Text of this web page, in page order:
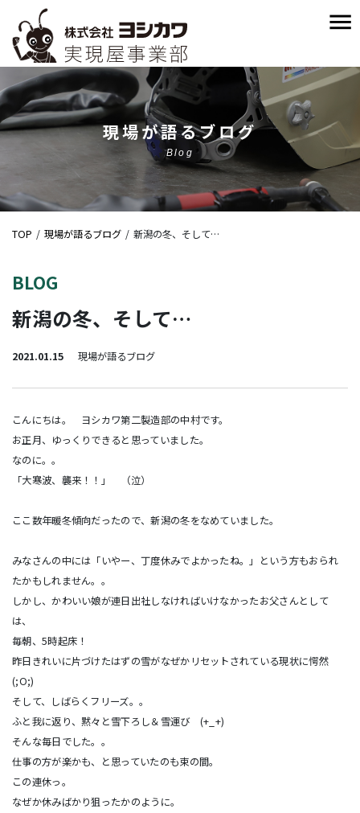
現場が語るブログ
Blog
TOP 現場が語るブログ 新潟の冬、そして…
BLOG
新潟の冬、そして…
2021.01.15 現場が語るブログ
こんにちは。 ヨシカワ第二製造部の中村です。
お正月、ゆっくりできると思っていました。
なのに。。
「大寒波、襲来！！」 （泣）
ここ数年暖冬傾向だったので、新潟の冬をなめていました。
みなさんの中には「いやー、丁度休みでよかったね。」という方もおられ
たかもしれません。。
しかし、かわいい娘が連日出社しなければいけなかったお父さんとして
は、
毎朝、5時起床！
昨日きれいに片づけたはずの雪がなぜかリセットされている現状に愕然
(;O;)
そして、しばらくフリーズ。。
ふと我に返り、黙々と雪下ろし＆雪運び (+_+)
そんな毎日でした。。
仕事の方が楽かも、と思っていたのも束の間。
この連休っ。
なぜか休みばかり狙ったかのように。